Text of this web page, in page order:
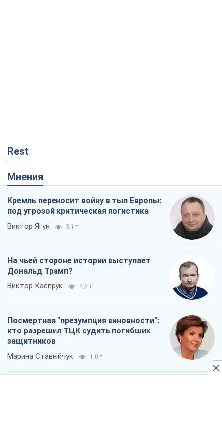
Rest
Мнения
Кремль переносит войну в тыл Европы:
под угрозой критическая логистика
Виктор Ягун 3,1 т.
На чьей стороне истории выступает
Дональд Трамп?
Виктор Каспрук 4,5 т.
Посмертная "презумпция виновности":
кто разрешил ТЦК судить погибших
защитников
Марина Ставнійчук 1,0 т.